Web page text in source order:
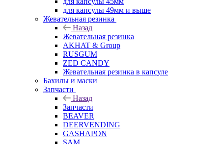
для капсулы 49мм и выше
Жевательная резинка
Назад
Жевательная резинка
AKHAT & Group
RUSGUM
ZED CANDY
Жевательная резинка в капсуле
Бахилы и маски
Запчасти
Назад
Запчасти
BEAVER
DEERVENDING
GASHAPON
SAM